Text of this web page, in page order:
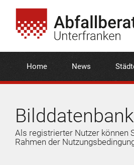
Home News
Bilddatenbank
Als registrierter Nutzer können
Rahmen der